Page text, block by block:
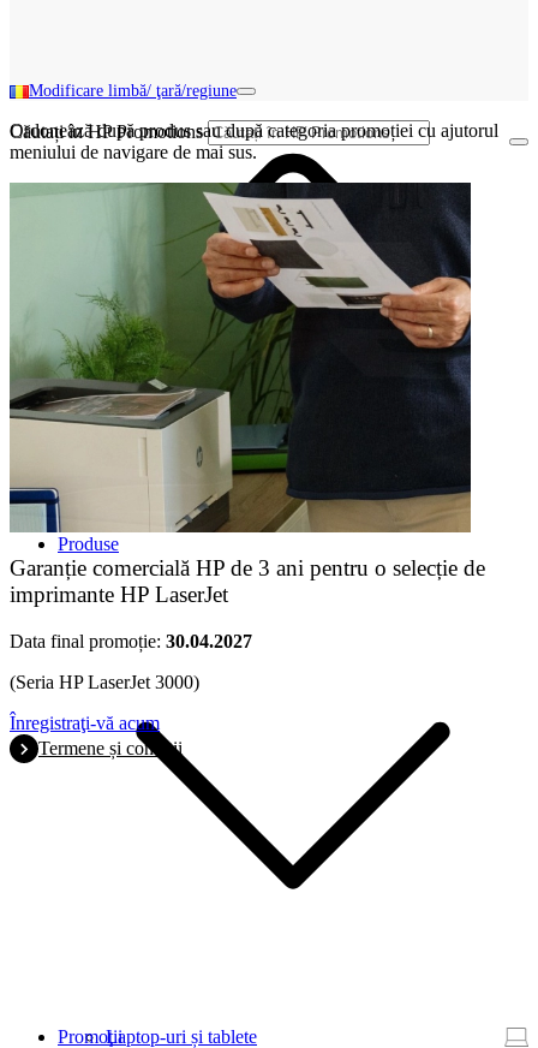
Produse
Laptop-uri și tablete
Promoţii
Modificare limbă/ ţară/regiune
Căutați în HP Promotions
Ordonează după produs sau după categoria promoției cu ajutorul
meniului de navigare de mai sus.
Garanție comercială HP de 3 ani pentru o selecție de
imprimante HP LaserJet
Data final promoție: 30.04.2027
(Seria HP LaserJet 3000)
Înregistraţi-vă acum
Termene și condiții